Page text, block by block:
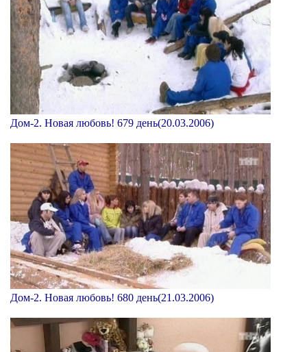
Дом-2. Новая любовь! 679 день(20.03.2006)
Дом-2. Новая любовь! 680 день(21.03.2006)